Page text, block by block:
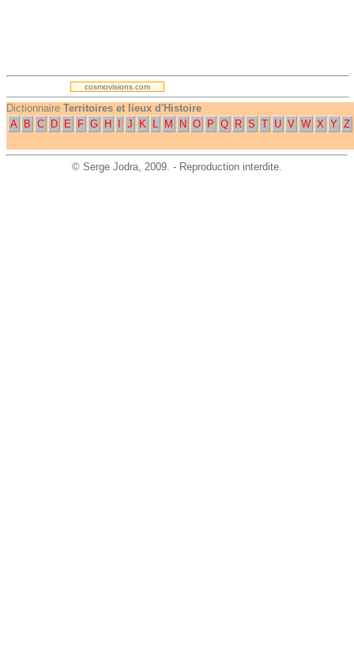
.
cosmovisions.com
Dictionnaire Territoires et lieux d'Histoire
A
B C D E F G H J K L M N O P Q R S T U V W X Y Z
© Serge Jodra, 2009. - Reproduction interdite.